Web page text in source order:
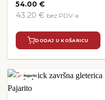
54.00€
43.20 € bez PDV-a
DODAJ U KOŠARICU